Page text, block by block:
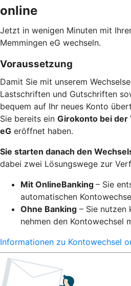
online
Jetzt in wenigen Minuten mit
Memmingen eG wechseln.
Voraussetzung
Damit Sie mit unserem
Lastschriften und Gutschriften
bequem auf Ihr neues Konto
Sie bereits ein Girokonto bei der
eG eröffnet haben.
Sie starten danach den
dabei zwei Lösungswege zur
Mit OnlineBanking – Sie
automatischen
Ohne Banking – Sie nutzen
nehmen den Kontowechsel
Informationen zu Kontowechsel